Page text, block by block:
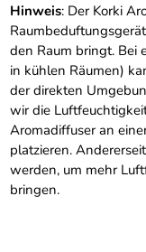
Hinweis: Der Korki
den Raum bringt. Bei
in kühlen Räumen)
der direkten
wir die
Aromadiffuser an
platzieren.
werden, um mehr
bringen.